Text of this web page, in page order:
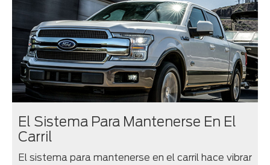
El Sistema Para Mantenerse En El
Carril
El sistema para mantenerse en el carril hace vibrar